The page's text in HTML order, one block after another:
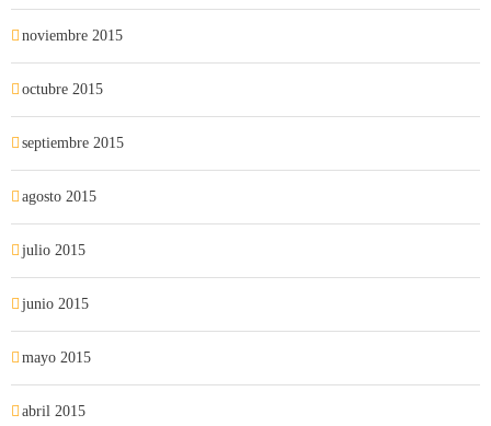
noviembre 2015
octubre 2015
septiembre 2015
agosto 2015
julio 2015
junio 2015
mayo 2015
abril 2015